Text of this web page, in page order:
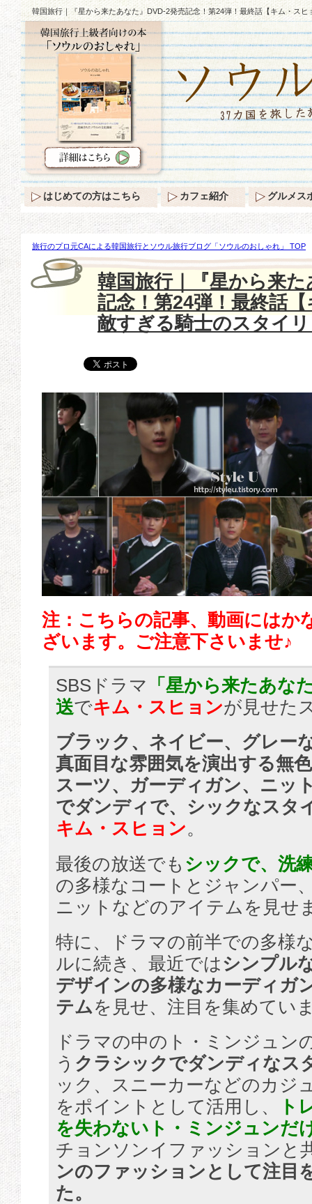
韓国旅行｜『星から来たあなた』DVD-2発売記念！第24弾！最終話【キム・ス
旅行のプロ元CAによる韓国旅行とソウル旅行ブログ「ソウルのおしゃれ」 TOP
たあなた』DVD-2発売記念！第24弾！最終話【キム・スヒョン】素敵すぎる騎
韓国旅行｜『星から来
記念！第24弾！最終話
敵すぎる騎士のスタイ
注：こちらの記事、動画にはか
ざいます。ご注意下さいませ♪
SBSドラマ 「星から来たあな
送でキム・スヒョンが見せた
ブラック、ネイビー、グレー
真面目な雰囲気を演出する無
スーツ、ガーディガン、ニッ
でダンディで、シックなスタ
キム・スヒョン。
最後の放送でも シックで、洗
の多様なコートとジャンパー
ニットなどのアイテムを見せ
特に、ドラマの前半での多様
ルに続き、最近ではシンプル
デザインの多様なカーディガ
テムを見せ、注目を集めてい
ドラマの中のト・ミンジュン
う クラシックでダンディなス
ック、スニーカーなどのカジ
をポイントとして活用し、
ト
を失わないト・ミンジュンだ
チョンソンイファッションと
ンのファッションとして注目
た。
はじめての方はこちら カフェ紹介 グルメス